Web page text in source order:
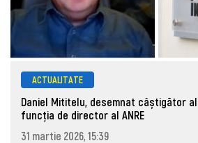
ACTUALITATE
Daniel Mititelu, desemnat câștigător
funcția de director al ANRE
31 martie 2026, 15:39